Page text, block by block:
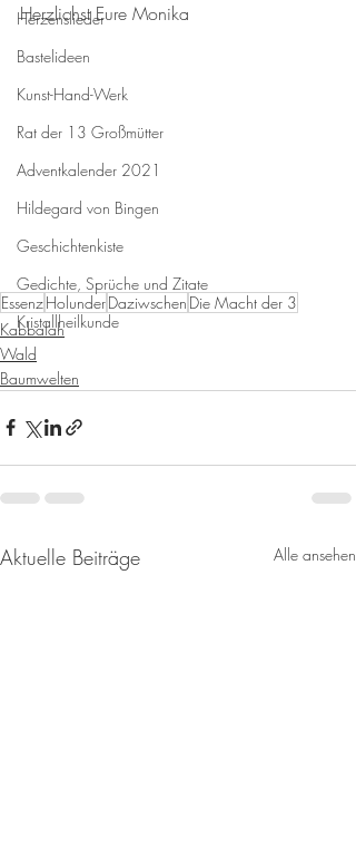
Herzenslieder
Bastelideen
Kunst-Hand-Werk
Rat der 13 Großmütter
Adventkalender 2021
Hildegard von Bingen
Geschichtenkiste
Gedichte, Sprüche und Zitate
Kristallheilkunde
Herzlichst Eure Monika
EssenzHolunderDaziwschen Die Macht der 3
Kabbalah
Wald
Baumwelten
Aktuelle Beiträge Alle ansehen